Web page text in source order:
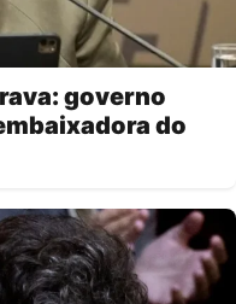
governo
do